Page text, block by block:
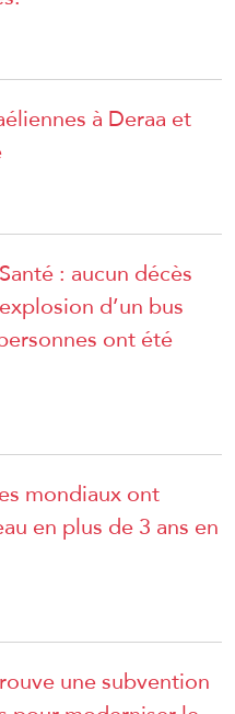
à Deraa et
: aucun décès
d’un bus
ont été
mondiaux ont
en plus de 3 ans en
une subvention